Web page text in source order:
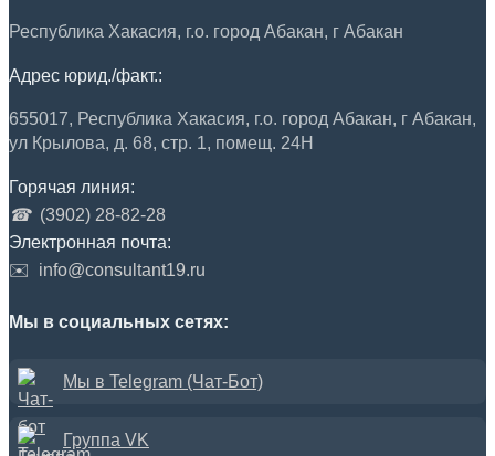
Республика Хакасия, г.о. город Абакан, г Абакан
Адрес юрид./факт.:
655017, Республика Хакасия, г.о. город Абакан, г Абакан,
ул Крылова, д. 68, стр. 1, помещ. 24Н
Горячая линия:
☎ (3902) 28-82-28
Электронная почта:
✉️
info@consultant19.ru
Мы в социальных сетях:
Мы в Telegram (Чат-Бот)
Группа VK